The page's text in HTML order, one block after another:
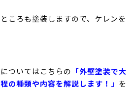
ころも塗装しますので、ケレンを
ついてはこちらの 「外壁塗装で大
の種類や内容を解説します！」 を